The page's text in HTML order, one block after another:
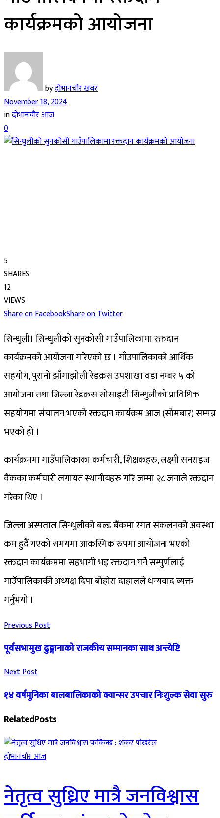
कार्यक्रमको आयोजना
byदोभानचौर खबर
November 18, 2024
inदाेभानचाैर आज
0
5
SHARES
12
VIEWS
Share on FacebookShare on Twitter
सिन्धुली। सिन्धुलीको सुनकोसी गाउँपालिकामा रक्तदान
कार्यक्रमको आयोजना गरिएको छ । गाँउपालिकाको आर्थिक
सहयोग, पुरानो झाँगाझोली रेडक्रस उपशाखा वडा नम्बर ५ को
आयोजना तथा जिल्ला रेडक्रस सोसाइटी सिन्धुलीको प्राविधिक
सहयोगमा संचालन भएको रक्तदान कार्यक्रम आज (सोमबार) सम्पन्न
भएको हो ।
कार्यक्रममा गाउँपालिकाका कर्मचारी, शिक्षकहरु, लक्ष्मी सनराइज
वैंकका कर्मचारी लगायत स्थानीयहरु गरि जम्मा २८ जनाले रक्तदान
गरेका थिए ।
जिल्ला अस्पताल सिन्धुलीको बल्ड बैंकमा रगत संकलनको अवस्था
कम हुदैँ गएको समयमा आकस्मिक रुपमा आयोजना भएको
रक्तदान कार्यक्रममा सहभागी भइ रक्तदान गर्ने सम्पुर्णलाई
गाउँपालिकाकी अध्यक्ष दिपा बोहोरा दाहालले धन्यवाद व्यक्त
गर्नुभयो ।
Previous Post
पूर्वसभामुख ढुङ्गानाको राजकीय सम्मानका साथ अन्त्येष्टि
Next Post
१४ वर्षमुनिका बालबालिकाको क्यान्सर उपचार निःशुल्क सेवा सुरु
RelatedPosts
दाेभानचाैर आज
नेतृत्व सुध्रिए मात्रै जनविश्वास